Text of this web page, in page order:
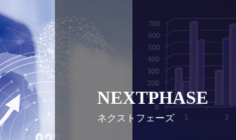
NEXTPHASE
ネクストフェーズ